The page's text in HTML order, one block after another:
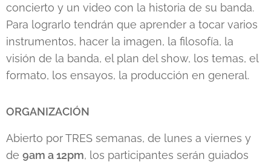
concierto y un video con la historia de su banda.
Para lograrlo tendrán que aprender a tocar varios
instrumentos, hacer la imagen, la filosofía, la
visión de la banda, el plan del show, los temas, el
formato, los ensayos, la producción en general.
ORGANIZACIÓN
Abierto por TRES semanas, de lunes a viernes y
de 9am a 12pm, los participantes serán guiados